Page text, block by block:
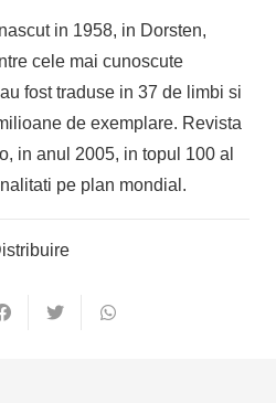
in 1958, in Dorsten,
cele mai cunoscute
fost traduse in 37 de limbi si
de exemplare. Revista
in anul 2005, in topul 100 al
pe plan mondial.